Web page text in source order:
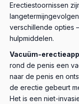
Erectiestoornissen
verschillende opties
hulpmiddelen.
Vacuüm-
rond de penis een
naar de penis en
de erectie gebeurt
Het is een niet-